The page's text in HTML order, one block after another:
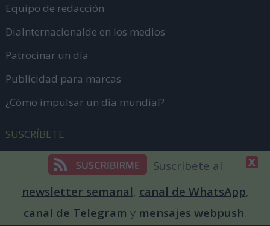
Equipo de redacción
DiaInternacionalde en los medios
Patrocinar un día
Publicidad para marcas
¿Cómo impulsar un día mundial?
SUSCRÍBETE
CONTACTA
Suscríbete al
newsletter semanal, canal de WhatsApp,
canal de Telegram y mensajes webpush.